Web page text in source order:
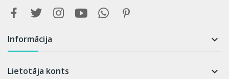
Informācija 
Lietotāja konts 